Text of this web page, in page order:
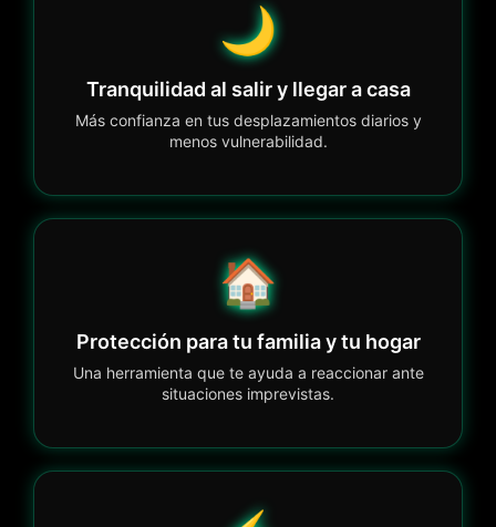
🌙
Tranquilidad al salir y llegar a casa
Más confianza en tus desplazamientos diarios y
menos vulnerabilidad.
🏠
Protección para tu familia y tu hogar
Una herramienta que te ayuda a reaccionar ante
situaciones imprevistas.